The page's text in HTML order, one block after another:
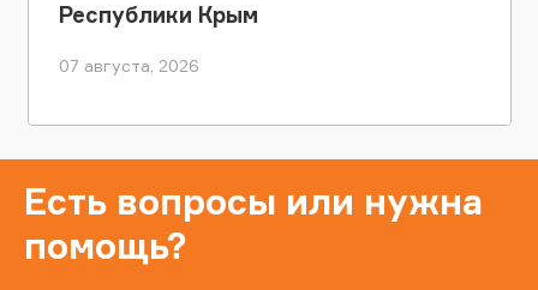
Республики Крым
07 августа, 2026
Есть вопросы или нужна
помощь?